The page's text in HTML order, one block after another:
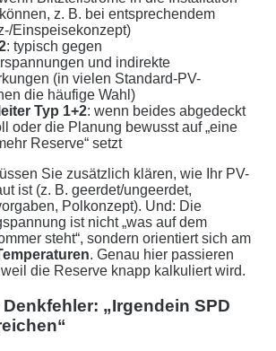
z. B. bei entsprechendem
Einspeisekonzept)
: typisch gegen
und indirekte
(in vielen Standard-PV-
die häufige Wahl)
Typ 1+2: wenn beides abgedeckt
oder die Planung bewusst auf „eine
Reserve“ setzt
Sie zusätzlich klären, wie Ihr PV-
ist (z. B. geerdet/ungeerdet,
Polkonzept). Und: Die
ist nicht „was auf dem
steht“, sondern orientiert sich am
. Genau hier passieren
die Reserve knapp kalkuliert wird.
„Irgendein SPD